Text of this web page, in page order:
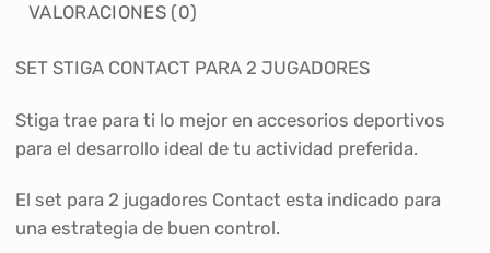
VALORACIONES (0)
SET STIGA CONTACT PARA 2 JUGADORES
Stiga trae para ti lo mejor en accesorios deportivos
para el desarrollo ideal de tu actividad preferida.
El set para 2 jugadores Contact esta indicado para
una estrategia de buen control.